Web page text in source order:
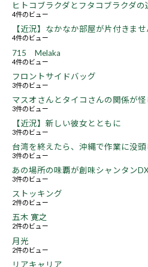
ヒトコブラクダとフタコブラクダの
4件のビュー
【近況】なかなか部屋が片付きませ
4件のビュー
715 Melaka
4件のビュー
フロントサイドバッグ
3件のビュー
マスオさんとタイコさんの関係が怪
3件のビュー
【近況】新しい彼女とともに
3件のビュー
台湾を終えたら、沖縄で作業に没
3件のビュー
あの場所の味覇が創味シャンタン
3件のビュー
ストッキング
2件のビュー
五木 寛之
2件のビュー
月光
2件のビュー
リアキャリア